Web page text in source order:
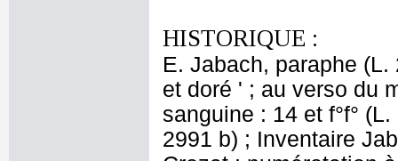
HISTORIQUE :
E. Jabach, paraphe
et doré ' ; au verso du
sanguine : 14 et f°f°
2991 b) ; Inventaire